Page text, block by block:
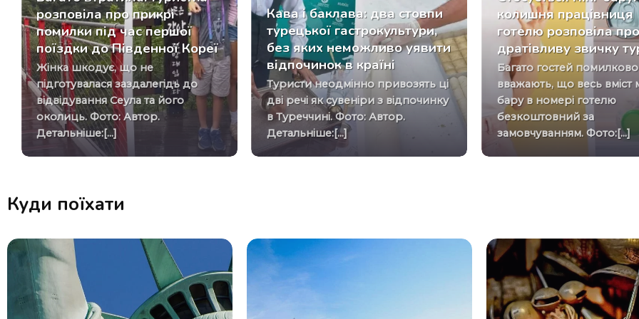
розповіла про прикрі
помилки під час першої
поїздки до Південної Кореї
Жінка шкодує, що не
підготувалася заздалегідь до
відвідування Сеула та його
околиць. Фото: Автор.
Детальніше:[...]
Кава і баклава: два стовпи
турецької гастрокультури,
без яких неможливо уявити
відпочинок в країні
Туристи неодмінно привозять ці
дві речі як сувеніри з відпочинку
в Туреччині. Фото: Автор.
Детальніше:[...]
колишня працівниця
готелю розповіла про
дратівливу звичку
Багато гостей помилково
вважають, що весь вміст
бару в номері готелю
безкоштовний за
замовчуванням. Фото:[...]
Куди поїхати